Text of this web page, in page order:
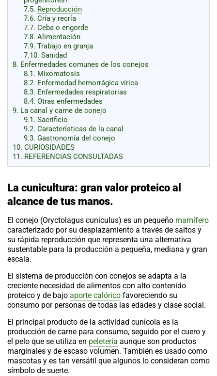
7.5. Reproducción
7.6. Cría y recría
7.7. Ceba o engorde
7.8. Alimentación
7.9. Trabajo en granja
7.10. Sanidad
8. Enfermedades comunes de los conejos
8.1. Mixomatosis
8.2. Enfermedad hemorrágica vírica
8.3. Enfermedades respiratorias
8.4. Otras enfermedades
9. La canal y carne de conejo
9.1. Sacrificio
9.2. Características de la canal
9.3. Gastronomía del conejo
10. CURIOSIDADES
11. REFERENCIAS CONSULTADAS
La cunicultura: gran valor proteico al
alcance de tus manos.
El conejo (Oryctolagus cuniculus) es un pequeño mamífero
caracterizado por su desplazamiento a través de saltos y
su rápida reproducción que representa una alternativa
sustentable para la producción a pequeña, mediana y gran
escala.
El sistema de producción con conejos se adapta a la
creciente necesidad de alimentos con alto contenido
proteico y de bajo aporte calórico favoreciendo su
consumo por personas de todas las edades y clase social.
El principal producto de la actividad cunícola es la
producción de carne para consumo, seguido por el cuero y
el pelo que se utiliza en peletería aunque son productos
marginales y de escaso volumen. También es usado como
mascotas y es tan versátil que algunos lo consideran como
símbolo de suerte.